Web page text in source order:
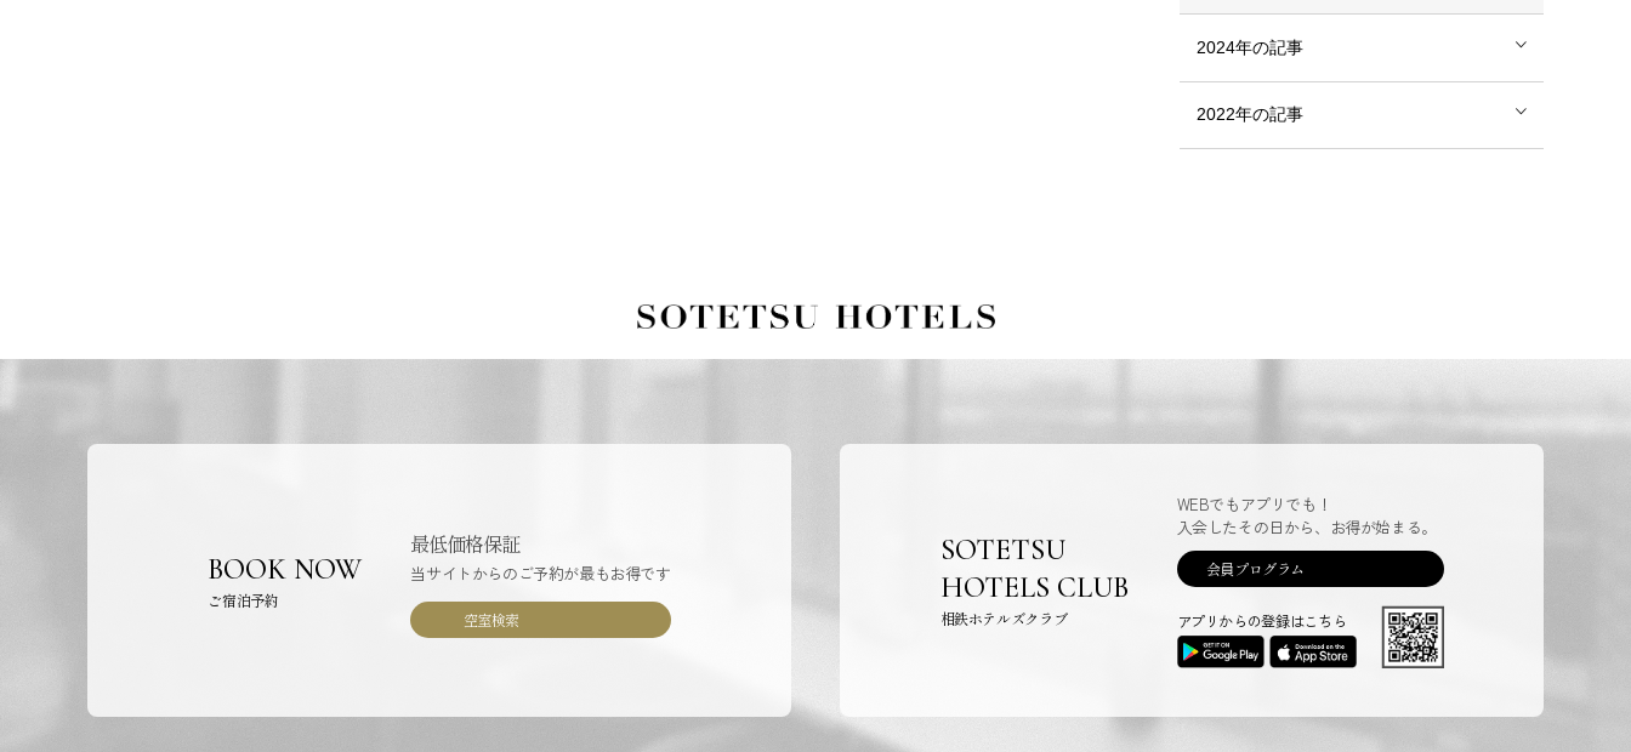
2024年の記事
2022年の記事
BOOK NOW
ご宿泊予約
最低価格保証
当サイトからのご予約が最もお得です
空室検索
SOTETSU
HOTELS CLUB
相鉄ホテルズクラブ
WEBでもアプリでも！
入会したその日から、お得が始まる。
会員プログラム
アプリからの登録はこちら